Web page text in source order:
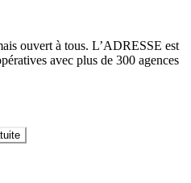
ouvert à tous. L’ADRESSE est
avec plus de 300 agences